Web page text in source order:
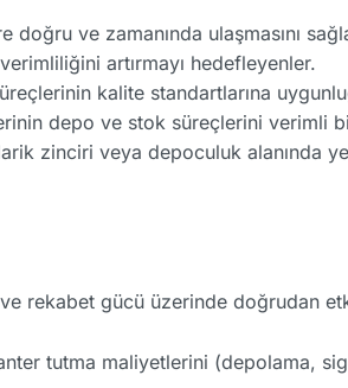
doğru ve zamanında ulaşmasını
artırmayı hedefleyenler.
kalite standartlarına
depo ve stok süreçlerini verimli
zinciri veya depoculuk alanında
rekabet gücü üzerinde doğrudan
tutma maliyetlerini (depolama,